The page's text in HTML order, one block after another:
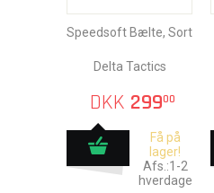
Speedsoft Bælte, Sort
Delta Tactics
DKK 29900
Få på
lager!
Afs.:1-2
hverdage